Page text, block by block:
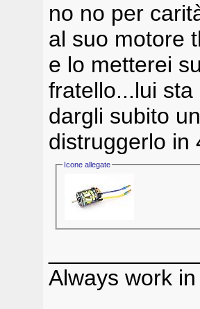
no no per
al suo motore
e lo metterei
fratello...lui
dargli subito
distruggerlo in
Icone allegate
Always work